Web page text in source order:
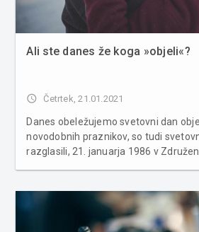
Ali ste danes že koga »objeli«?
access_time Četrtek, 21.01.2021
Danes obeležujemo svetovni dan
novodobnih praznikov, so tudi
razglasili, 21. januarja 1986 v
izkazovanje ljubezni ...